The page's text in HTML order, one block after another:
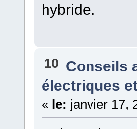
hybride.
10 Conseils
électriques
« le: janvier 17,